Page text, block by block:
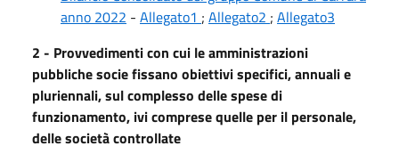
anno 2022 - Allegato1 ; Allegato2 ; Allegato3
2 - Provvedimenti con cui le amministrazioni
pubbliche socie fissano obiettivi specifici, annuali e
pluriennali, sul complesso delle spese di
funzionamento, ivi comprese quelle per il personale,
delle società controllate